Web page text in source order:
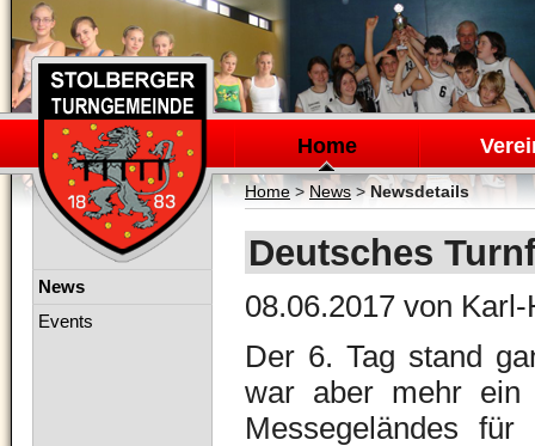
Navigation
überspringen
Home
Home> News>Newsdetails
Deutsches
08.06.2017 von
Der 6. Tag stand
war aber mehr ein
Messegeländes
Navigation
News
Events